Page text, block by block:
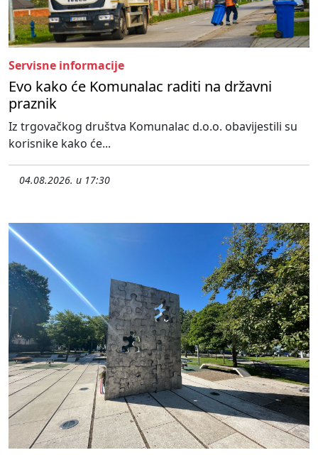
Servisne informacije
Evo kako će Komunalac raditi na državni
praznik
Iz trgovačkog društva Komunalac d.o.o. obavijestili su
korisnike kako će...
04.08.2026. u 17:30